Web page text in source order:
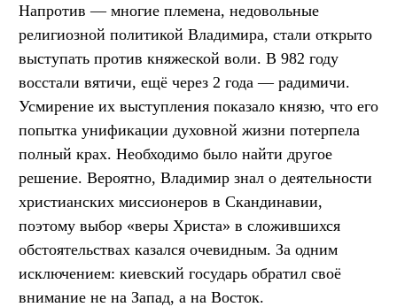
Напротив — многие племена, недовольные
религиозной политикой Владимира, стали открыто
выступать против княжеской воли. В 982 году
восстали вятичи, ещё через 2 года — радимичи.
Усмирение их выступления показало князю, что его
попытка унификации духовной жизни потерпела
полный крах. Необходимо было найти другое
решение. Вероятно, Владимир знал о деятельности
христианских миссионеров в Скандинавии,
поэтому выбор «веры Христа» в сложившихся
обстоятельствах казался очевидным. За одним
исключением: киевский государь обратил своё
внимание не на Запад, а на Восток.